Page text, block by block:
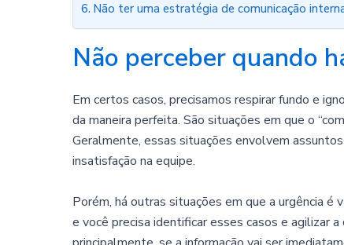
Não ter uma estratégia de comunicação
Não perceber quando
Em certos casos, precisamos respirar fundo e
da maneira perfeita. São situações em que o
Geralmente, essas situações envolvem
insatisfação na equipe.
Porém, há outras situações em que a urgência é
e você precisa identificar esses casos e agilizar a